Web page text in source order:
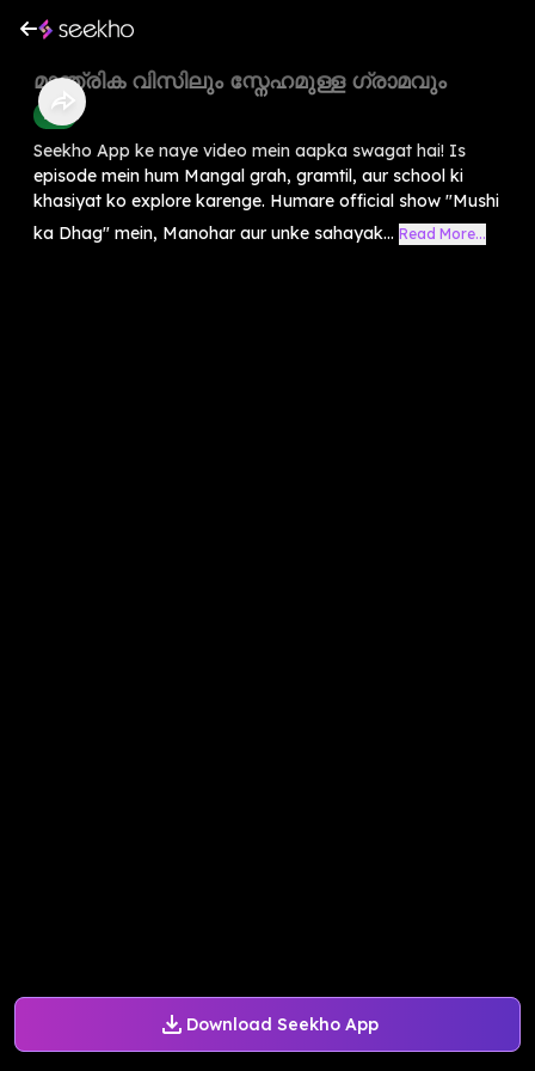
Download Seekho App
മാന്ത്രിക വിസിലും സ്നേഹമുള്ള ഗ്രാമവും
Kids
Seekho App ke naye video mein aapka swagat hai! Is
episode mein hum Mangal grah, gramtil, aur school ki
khasiyat ko explore karenge. Humare official show "Mushi
ka Dhag" mein, Manohar aur unke sahayak... Read More...